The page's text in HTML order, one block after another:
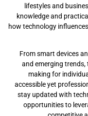
lifestyles and
knowledge and
how technology
From smart devices
and emerging
making for
accessible yet
stay updated with
opportunities to